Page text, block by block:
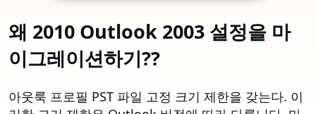
왜 2010 Outlook 2003 설정을 마
이그레이션하기??
아웃룩 프로필 PST 파일 고정 크기 제한을 갖는다. 이